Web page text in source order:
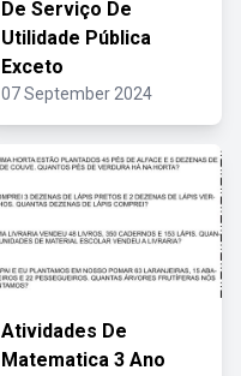
De Serviço De
Utilidade Pública
Exceto
07 September 2024
Atividades De
Matematica 3 Ano